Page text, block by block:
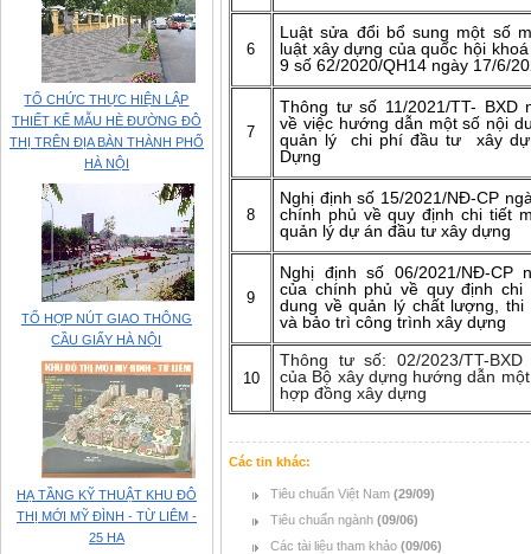
TỔ CHỨC THỰC HIỆN LẬP
THIẾT KẾ MẪU HÈ ĐƯỜNG ĐÔ
THỊ TRÊN ĐỊA BÀN THÀNH PHỐ
HÀ NỘI
TỔ HỢP NÚT GIAO THÔNG
CẦU GIẤY HÀ NỘI
HẠ TẦNG KỸ THUẬT KHU ĐÔ
THỊ MỚI MỸ ĐÌNH - TỪ LIÊM -
25 HA
6
Luật sửa đổi bổ sung một số
luật xây dựng của quốc hội
9 số 62/2020/QH14 ngày 17/6/
7
Thông tư số 11/2021/TT- BXD
về việc hướng dẫn một số nội
quản lý chi phí đầu tư xây
Dựng
8
Nghị định số 15/2021/NĐ-CP
chính phủ về quy định chi tiết
quản lý dự án đầu tư xây dựng
9
Nghị định số 06/2021/NĐ-CP
của chính phủ về quy định chi
dung về quản lý chất lượng, thi
và bảo trì công trình xây dựng
10
Thông tư số: 02/2023/TT-BXD
của Bộ xây dựng hướng dẫn
hợp đồng xây dựng
Các tin khác:
Tiêu chuẩn Việt Nam (29/09)
Tiêu chuẩn ngành (09/06)
Các tài liệu tham khảo (09/06)